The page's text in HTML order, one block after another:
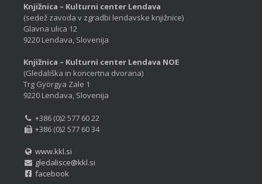
Knjižnica – Kulturni center Lendava
(sedež zavoda v zgradbi lendavske knjižnice)
Glavna ulica 12
9220 Lendava, Slovenija
Knjižnica – Kulturni center Lendava NOE
(Gledališka in koncertna dvorana)
Trg Györgya Zale 1
9220 Lendava, Slovenija
+386 (0)2 577 60 22
+386 (0)2 577 60 34
www.kkl.si
gledalisce@kkl.si
facebook